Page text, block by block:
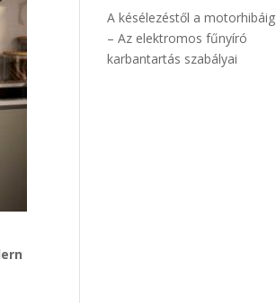
A késélezéstől a motorhibáig
– Az elektromos fűnyíró
karbantartás szabályai